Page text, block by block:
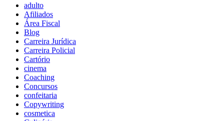
adulto
Afiliados
Área Fiscal
Blog
Carreira Jurídica
Carreira Policial
Cartório
cinema
Coaching
Concursos
confeitaria
Copywriting
cosmetica